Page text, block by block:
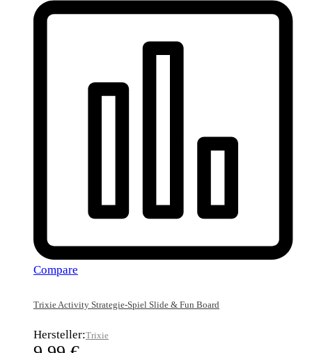
Compare
Trixie Activity Strategie-Spiel Slide & Fun Board
Hersteller:Trixie